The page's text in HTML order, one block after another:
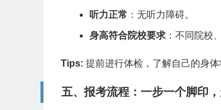
听力正常 ：无听力障碍。
身高符合院校要求 ：不同院校
Tips: 提前进行体检，了解自己的身
五、报考流程：一步一个脚印